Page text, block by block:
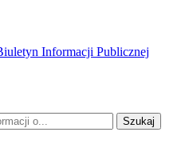
Informacji Publicznej
Szukaj